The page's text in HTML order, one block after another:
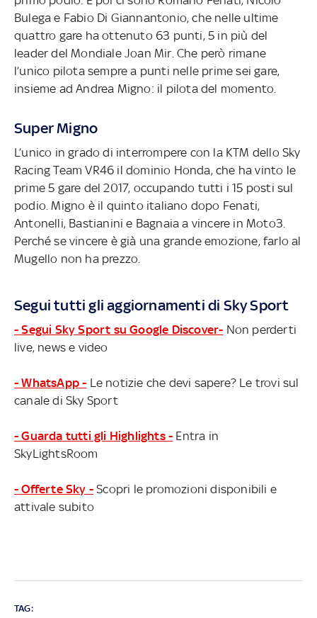
Bulega e Fabio Di Giannantonio, che nelle ultime
quattro gare ha ottenuto 63 punti, 5 in più del
leader del Mondiale Joan Mir. Che però rimane
l’unico pilota sempre a punti nelle prime sei gare,
insieme ad Andrea Migno: il pilota del momento.
Super Migno
L’unico in grado di interrompere con la KTM dello Sky
Racing Team VR46 il dominio Honda, che ha vinto le
prime 5 gare del 2017, occupando tutti i 15 posti sul
podio. Migno è il quinto italiano dopo Fenati,
Antonelli, Bastianini e Bagnaia a vincere in Moto3.
Perché se vincere è già una grande emozione, farlo al
Mugello non ha prezzo.
Segui tutti gli aggiornamenti di Sky Sport
- Segui Sky Sport su Google Discover- Non perderti
live, news e video
- WhatsApp - Le notizie che devi sapere? Le trovi sul
canale di Sky Sport
- Guarda tutti gli Highlights - Entra in
SkyLightsRoom
- Offerte Sky - Scopri le promozioni disponibili e
attivale subito
TAG: